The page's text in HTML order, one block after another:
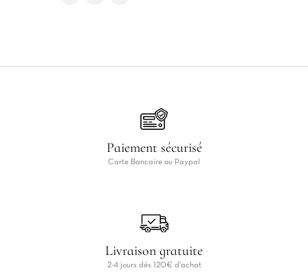
Paiement sécurisé
Carte Bancaire ou Paypal
Livraison gratuite
2-4 jours dés 120€ d'achat